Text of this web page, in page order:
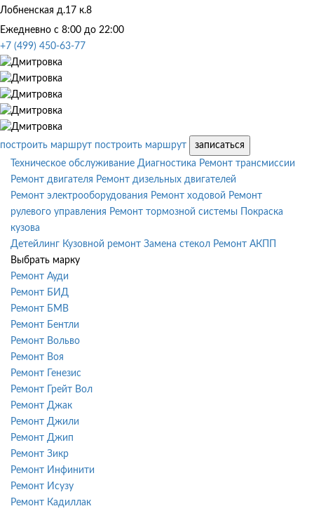
Лобненская д.17 к.8
Ежедневно с 8:00 до 22:00
+7 (499) 450-63-77
построить маршрут построить маршрут
записаться
Техническое обслуживание Диагностика Ремонт трансмиссии
Ремонт двигателя Ремонт дизельных двигателей
Ремонт электрооборудования Ремонт ходовой Ремонт
рулевого управления Ремонт тормозной системы
Покраска
кузова
Детейлинг Кузовной ремонт Замена стекол Ремонт АКПП
Выбрать марку
Ремонт Ауди
Ремонт БИД
Ремонт БМВ
Ремонт Бентли
Ремонт Вольво
Ремонт Воя
Ремонт Генезис
Ремонт Грейт Вол
Ремонт Джак
Ремонт Джили
Ремонт Джип
Ремонт Зикр
Ремонт Инфинити
Ремонт Исузу
Ремонт Кадиллак